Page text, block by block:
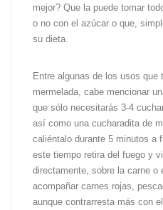
mejor? Que la puede tomar
o no con el azúcar o que,
su dieta.
Entre algunas de los usos que
mermelada, cabe mencionar
que sólo necesitarás 3-4
así como una cucharadita de
caliéntalo durante 5 minutos a
este tiempo retira del fuego y
directamente, sobre la carne o
acompañar carnes rojas,
aunque contrarresta más con